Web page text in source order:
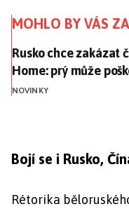
MOHLO BY VÁS
Rusko chce
Rusko chce zakázat
Home: prý může
NOVINKY
Bojí se i Rusko,
Rétorika